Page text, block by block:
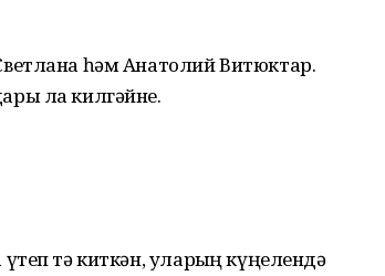
һәм Анатолий Витюктар.
ла килгәйне.
тә киткән, уларҙың күңелендә